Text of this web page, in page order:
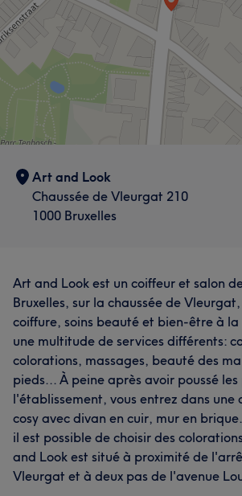
Art and Look
Chaussée de Vleurgat 210
1000 Bruxelles
Art and Look est un coiffeur et salon
Bruxelles, sur la chaussée de
coiffure, soins beauté et bien-être à
une multitude de services différents:
colorations, massages, beauté des
pieds... À peine après avoir poussé
l'établissement, vous entrez dans une
cosy avec divan en cuir, mur en
il est possible de choisir des
and Look est situé à proximité de
Vleurgat et à deux pas de l'avenue